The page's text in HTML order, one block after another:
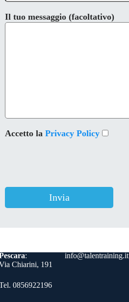
Il tuo messaggio (facoltativo)
Accetto la Privacy Policy
info@talentraining.it
:
Chiarini, 191
0856922196